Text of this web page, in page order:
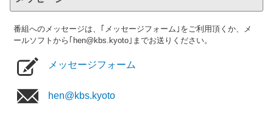
番組へのメッセージは、｢メッセージフォーム｣をご利用頂くか、メ
ールソフトから｢hen@kbs.kyoto｣までお送りください。
メッセージフォーム
hen@kbs.kyoto